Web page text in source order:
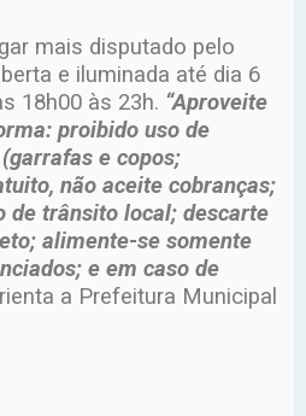
mais disputado pelo
e iluminada até dia 6
18h00 às 23h. “Aproveite
proibido uso de
e copos;
não aceite cobranças;
de trânsito local; descarte
alimente-se somente
e em caso de
a Prefeitura Municipal